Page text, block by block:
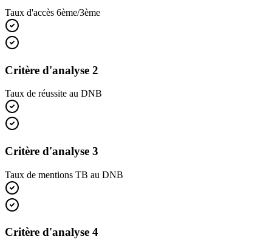
Taux d'accès 6ème/3ème
Critère d'analyse 2
Taux de réussite au DNB
Critère d'analyse 3
Taux de mentions TB au DNB
Critère d'analyse 4